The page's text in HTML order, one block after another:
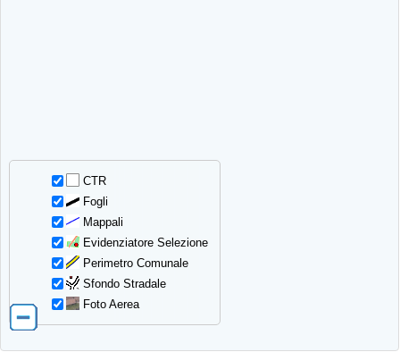
CTR
Fogli
Mappali
Evidenziatore Selezione
Perimetro Comunale
Sfondo Stradale
Foto Aerea